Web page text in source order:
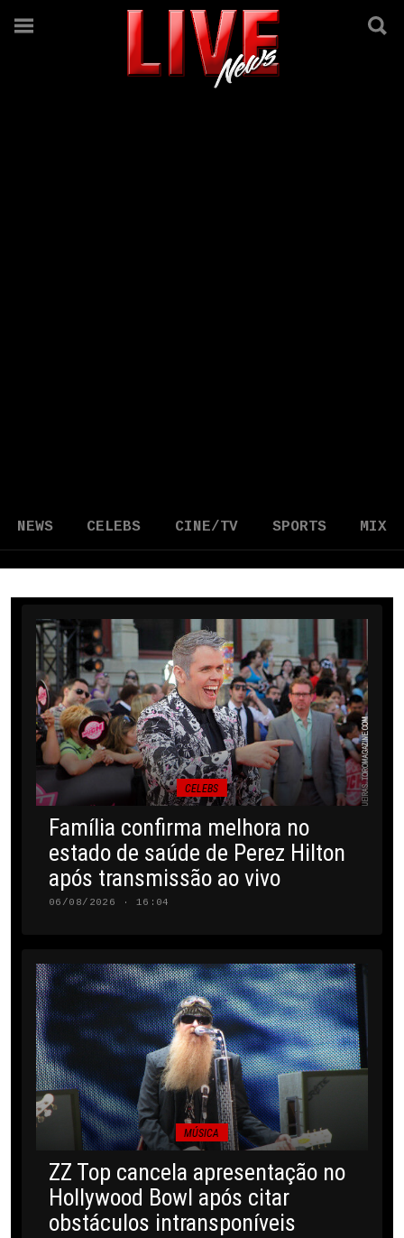
NEWS CELEBS CINE/TV SPORTS MIX
CELEBS
Família confirma melhora no
estado de saúde de Perez Hilton
após transmissão ao vivo
06/08/2026 · 16:04
MÚSICA
ZZ Top cancela apresentação no
Hollywood Bowl após citar
obstáculos intransponíveis